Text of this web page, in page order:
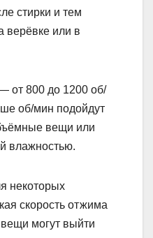
стирки и тем
верёвке или в
от 800 до 1200 об/
об/мин подойдут
вещи или
влажностью.
некоторых
скорость отжима
могут выйти